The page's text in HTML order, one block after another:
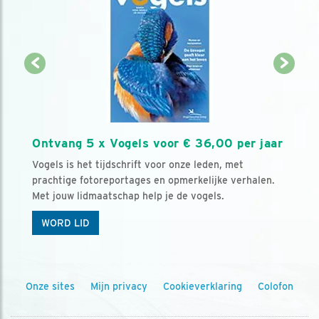
Ontvang 5 x Vogels voor € 36,00 per jaar
Vogels is het tijdschrift voor onze leden, met
prachtige fotoreportages en opmerkelijke verhalen.
Met jouw lidmaatschap help je de vogels.
WORD LID
Onze sites Mijn privacy Cookieverklaring Colofon